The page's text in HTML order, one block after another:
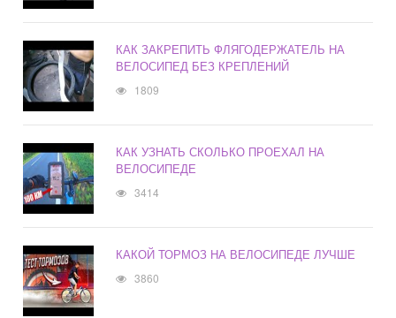
КАК ЗАКРЕПИТЬ ФЛЯГОДЕРЖАТЕЛЬ НА
ВЕЛОСИПЕД БЕЗ КРЕПЛЕНИЙ
1809
КАК УЗНАТЬ СКОЛЬКО ПРОЕХАЛ НА
ВЕЛОСИПЕДЕ
3414
КАКОЙ ТОРМОЗ НА ВЕЛОСИПЕДЕ ЛУЧШЕ
3860